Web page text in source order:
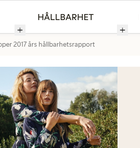
HÅLLBARHET
2017 års hållbarhetsrapport